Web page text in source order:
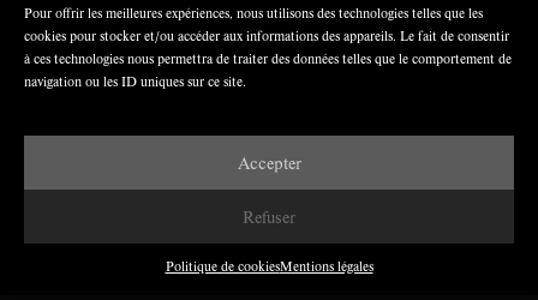
Pour offrir les meilleures expériences, nous utilisons des technologies telles que les
cookies pour stocker et/ou accéder aux informations des appareils. Le fait de consentir
à ces technologies nous permettra de traiter des données telles que le comportement de
navigation ou les ID uniques sur ce site.
Accepter
Refuser
Politique de cookiesMentions légales